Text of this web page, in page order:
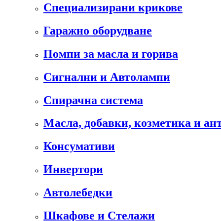
Специализирани крикове
Гаражно оборудване
Помпи за масла и горива
Сигнални и Автолампи
Спирачна система
Масла, добавки, козметика и
Консумативи
Инвертори
Автолебедки
Шкафове и Стелажи